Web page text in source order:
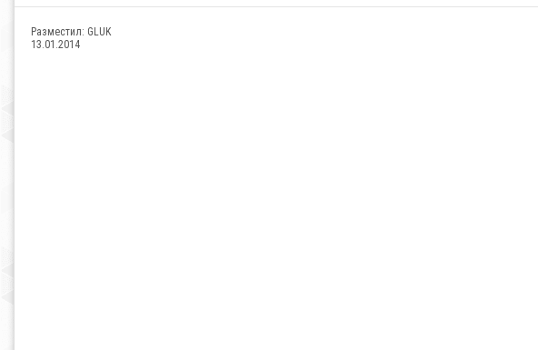
Разместил: GLUK
13.01.2014